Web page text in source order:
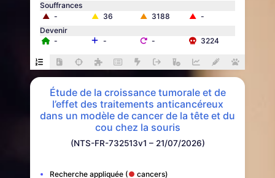
Souffrances
▲ - ▲ 36 ▲ 3188 ▲ -
Devenir
-
- - 3224
Étude de la croissance tumorale et de
l’effet des traitements anticancéreux
dans un modèle de cancer de la tête et du
cou chez la souris
(NTS-FR-732513v1 – 21/07/2026)
Recherche appliquée
cancers